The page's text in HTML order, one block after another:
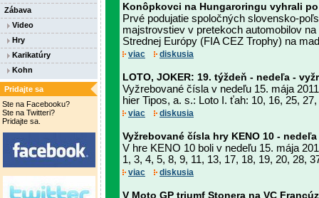
Zábava
Video
Hry
Karikatúry
Kohn
Pridajte sa
Ste na Facebooku?
Ste na Twitteri?
Pridajte sa.
Konôpkovci na Hungaroringu vyhrali
Prvé podujatie spoločných slovensko-
majstrovstiev v pretekoch automobilov
Strednej Európy (FIA CEZ Trophy) na
viac diskusia
LOTO, JOKER: 19. týždeň - nedeľa -
Vyžrebované čísla v nedeľu 15. mája
hier Tipos, a. s.: Loto I. ťah: 10, 16, 25,
viac diskusia
Vyžrebované čísla hry KENO 10 - nedeľa
V hre KENO 10 boli v nedeľu 15. mája
1, 3, 4, 5, 8, 9, 11, 13, 17, 18, 19, 20, 28,
viac diskusia
V Moto GP triumf Stonera na VC